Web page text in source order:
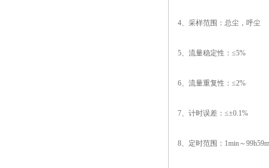
4、采样范围：总尘，呼尘
5、流量稳定性：≤5%
6、流量重复性：≤2%
7、计时误差：≤±0.1%
8、定时范围：1min～